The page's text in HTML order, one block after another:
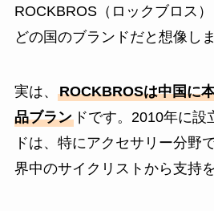
ROCKBROS（ロックブロス
どの国のブランドだと想像し
実は、 ROCKBROSは中国に
品ブランドです。2010年に設
ドは、特にアクセサリー分野
界中のサイクリストから支持